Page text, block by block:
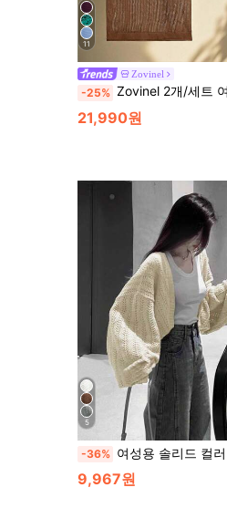
11
Zovinel
-25% Zovinel 2개/세트 여성 여름 휴가 캐주얼 할로우 니트 라운드 넥 민
21,990원
5
-36% 여성용 솔리드 컬러 니트 캐주얼 루즈핏 긴팔
9,967원